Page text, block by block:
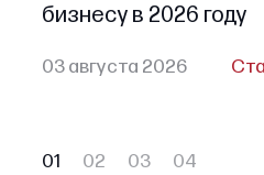
бизнесу в 2026 году
03 августа 2026
01 02 03 04